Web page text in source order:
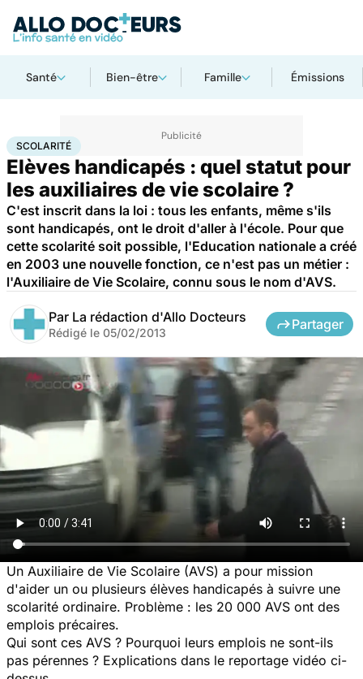
Santé Bien-être Famille Émissions
AccueilSanté Maladies
SCOLARITÉ
Elèves handicapés : quel statut pour
les auxiliaires de vie scolaire ?
C'est inscrit dans la loi : tous les enfants, même s'ils
sont handicapés, ont le droit d'aller à l'école. Pour que
cette scolarité soit possible, l'Education nationale a créé
en 2003 une nouvelle fonction, ce n'est pas un métier :
l'Auxiliaire de Vie Scolaire, connu sous le nom d'AVS.
Par La rédaction d'Allo Docteurs
Rédigé le 05/02/2013
Partager
Un Auxiliaire de Vie Scolaire (AVS) a pour mission
d'aider un ou plusieurs élèves handicapés à suivre une
scolarité ordinaire. Problème : les 20 000 AVS ont des
emplois précaires.
Qui sont ces AVS ? Pourquoi leurs emplois ne sont-ils
pas pérennes ? Explications dans le reportage vidéo ci-